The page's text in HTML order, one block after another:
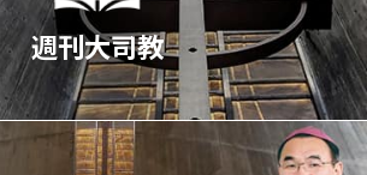
週刊大司教